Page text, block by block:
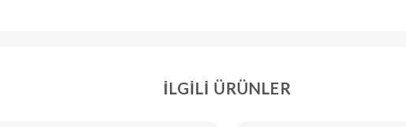
İLGILI ÜRÜNLER